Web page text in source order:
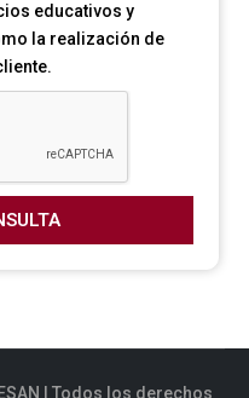
educativos y
la realización de
| Todos los derechos